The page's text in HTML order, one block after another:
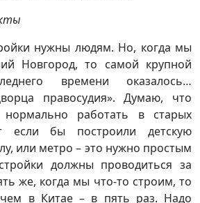
нужны людям. Но, когда мы
Новгород, то самой крупной
времени оказалось…
правосудия». Думаю, что
работать в старых
если бы построили детскую
или метро – это нужно простым
должны проводиться за
же, когда мы что-то строим, то
в Китае – в пять раз. Надо